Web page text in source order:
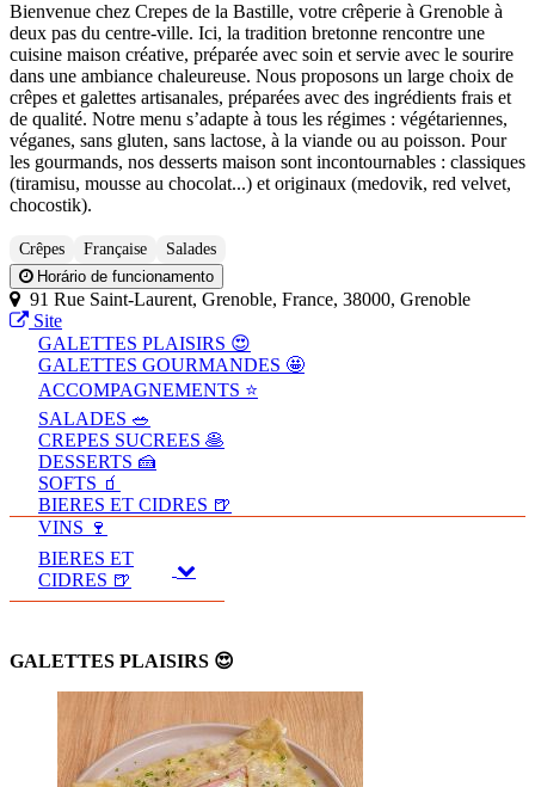
Bienvenue chez Crepes de la Bastille, votre crêperie à Grenoble à
deux pas du centre-ville. Ici, la tradition bretonne rencontre une
cuisine maison créative, préparée avec soin et servie avec le sourire
dans une ambiance chaleureuse. Nous proposons un large choix de
crêpes et galettes artisanales, préparées avec des ingrédients frais et
de qualité. Notre menu s’adapte à tous les régimes : végétariennes,
véganes, sans gluten, sans lactose, à la viande ou au poisson. Pour
les gourmands, nos desserts maison sont incontournables : classiques
(tiramisu, mousse au chocolat...) et originaux (medovik, red velvet,
chocostik).
Crêpes Française
Salades
Horário de funcionamento
91 Rue Saint-Laurent, Grenoble, France, 38000, Grenoble
Site
GALETTES PLAISIRS 😍
GALETTES GOURMANDES 🤩
ACCOMPAGNEMENTS ⭐
SALADES 🥗
CREPES SUCREES 🥞
DESSERTS 🍰
SOFTS 🧃
BIERES ET CIDRES 🍺
VINS 🍷
BIERES ET
CIDRES 🍺
GALETTES PLAISIRS 😍